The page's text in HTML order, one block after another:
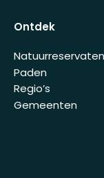
Ontdek
Natuurreservaten
Paden
Regio’s
Gemeenten